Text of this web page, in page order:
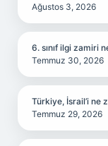
Ağustos 3, 2026
6. sınıf ilgi zamiri
Temmuz 30, 2026
Türkiye, İsrail’i ne
Temmuz 29, 2026